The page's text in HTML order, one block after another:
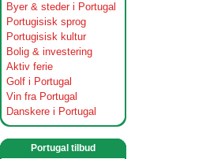
Byer & steder i Portugal
Portugisisk sprog
Portugisisk kultur
Bolig & investering
Aktiv ferie
Golf i Portugal
Vin fra Portugal
Danskere i Portugal
Portugal tilbud